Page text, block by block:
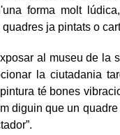
forma molt
ja pintats o
al museu de la
la ciutadania
té bones
diguin que un quadre